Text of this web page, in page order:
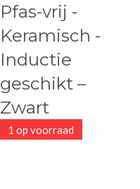
Pfas-vrij -
Keramisch -
Inductie
geschikt –
Zwart
1 op voorraad